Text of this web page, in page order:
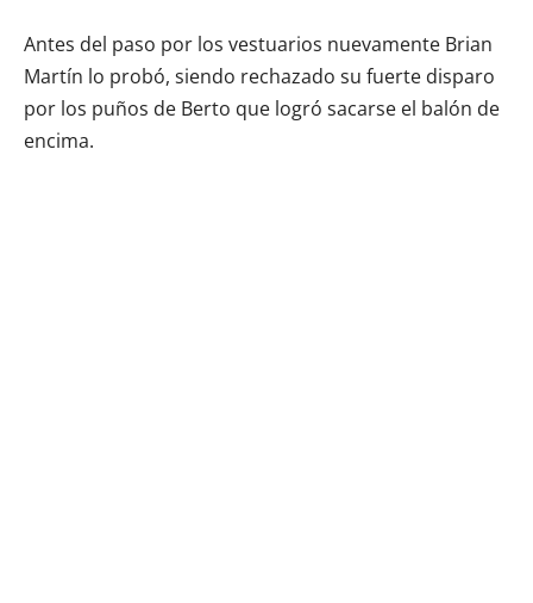
Antes del paso por los vestuarios nuevamente Brian
Martín lo probó, siendo rechazado su fuerte disparo
por los puños de Berto que logró sacarse el balón de
encima.